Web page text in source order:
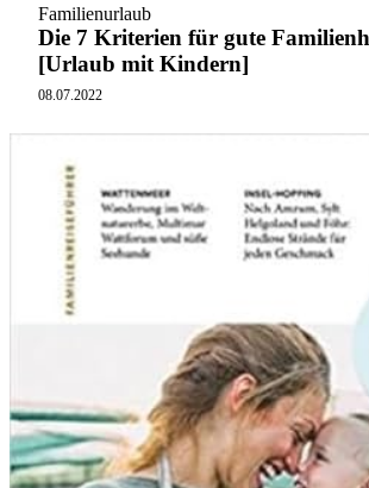
Familienurlaub
Die 7 Kriterien für gute
[Urlaub mit Kindern]
08.07.2022